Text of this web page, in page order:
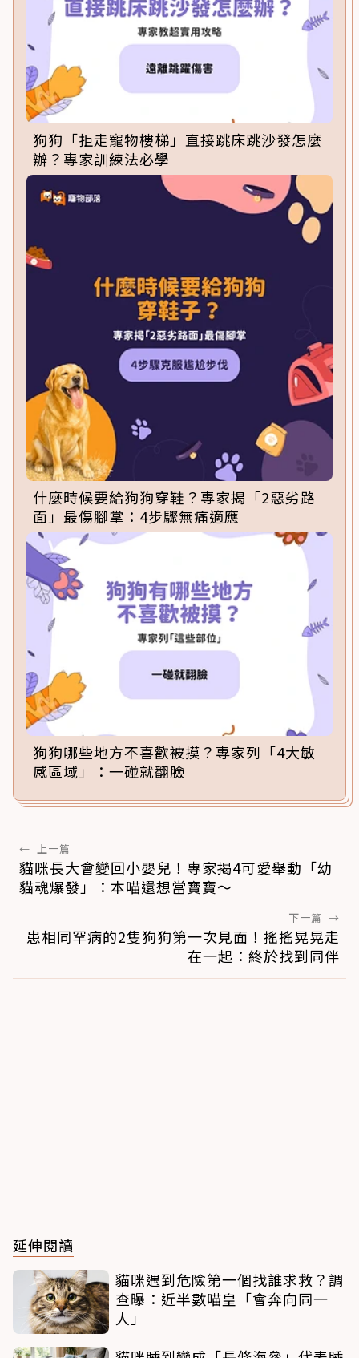
狗狗「拒走寵物樓梯」直接跳床跳沙發怎麼
辦？專家訓練法必學
什麼時候要給狗狗穿鞋？專家揭「2惡劣路
面」最傷腳掌：4步驟無痛適應
狗狗哪些地方不喜歡被摸？專家列「4大敏
感區域」：一碰就翻臉
← 上一篇
貓咪長大會變回小嬰兒！專家揭4可愛舉動「幼
貓魂爆發」：本喵還想當寶寶～
下一篇 →
患相同罕病的2隻狗狗第一次見面！搖搖晃晃走
在一起：終於找到同伴
延伸閱讀
貓咪遇到危險第一個找誰求救？調
查曝：近半數喵皇「會奔向同一
人」